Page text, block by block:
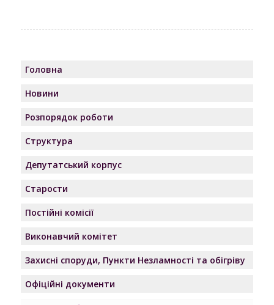
Головна
Новини
Розпорядок роботи
Структура
Депутатський корпус
Старости
Постійні комісії
Виконавчий комітет
Захисні споруди, Пункти Незламності та обігріву
Офіційні документи